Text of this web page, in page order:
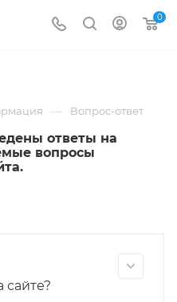
0
— Вопрос-ответ
ответы на
вопросы
сайте?